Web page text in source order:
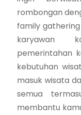
rombongan
family
karyawan
pemerintahan
kebutuhan
masuk wisata
semua
membantu